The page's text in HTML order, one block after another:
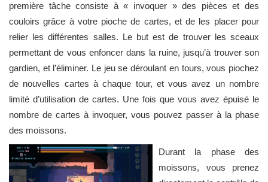
première tâche consiste à « invoquer » des pièces et des
couloirs grâce à votre pioche de cartes, et de les placer pour
relier les différentes salles. Le but est de trouver les sceaux
permettant de vous enfoncer dans la ruine, jusqu’à trouver son
gardien, et l’éliminer. Le jeu se déroulant en tours, vous piochez
de nouvelles cartes à chaque tour, et vous avez un nombre
limité d’utilisation de cartes. Une fois que vous avez épuisé le
nombre de cartes à invoquer, vous pouvez passer à la phase
des moissons.
Durant la phase des
moissons, vous prenez